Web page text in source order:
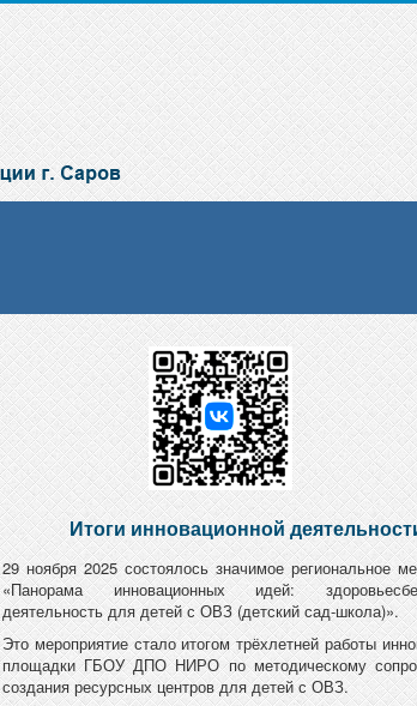
Итоги инновационной
29 ноября 2025 состоялось значимое региональное
«Панорама инновационных идей:
деятельность для детей с ОВЗ (детский сад-школа)».
Это мероприятие стало итогом трёхлетней работы
площадки ГБОУ ДПО НИРО по методическому
создания ресурсных центров для детей с ОВЗ.